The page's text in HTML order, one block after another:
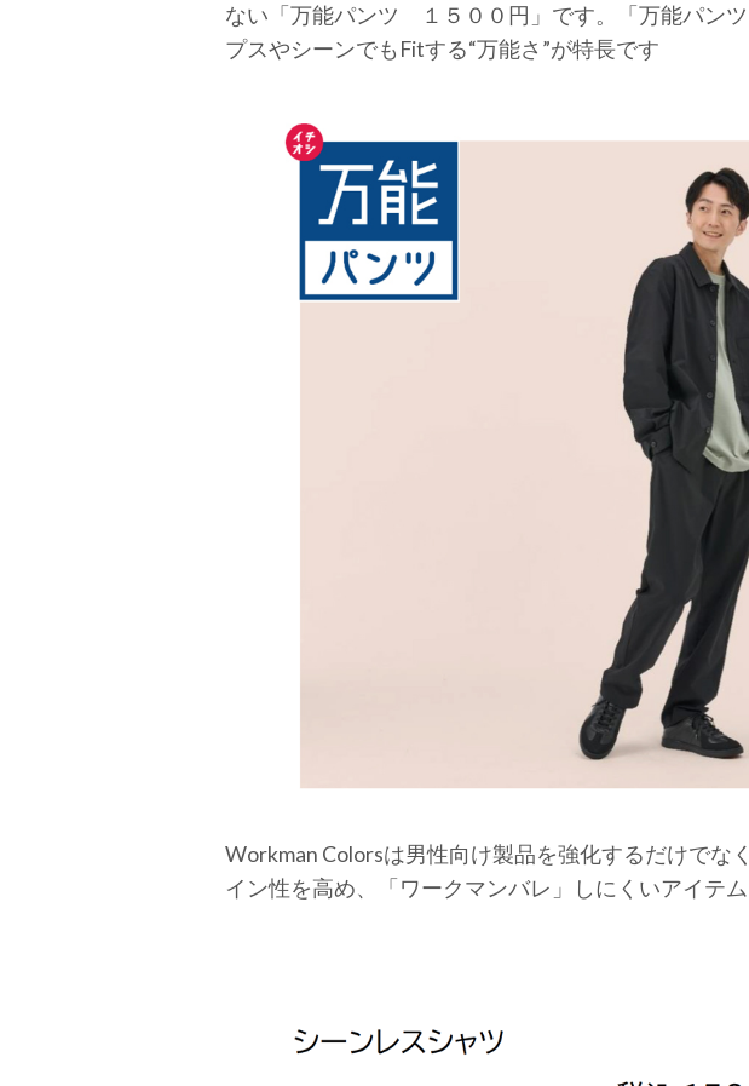
ない「万能パンツ １５００円」です。「万能パン
プスやシーンでもFitする“万能さ”が特長です
Workman Colorsは男性向け製品を強化するだけで
イン性を高め、「ワークマンバレ」しにくいアイテム